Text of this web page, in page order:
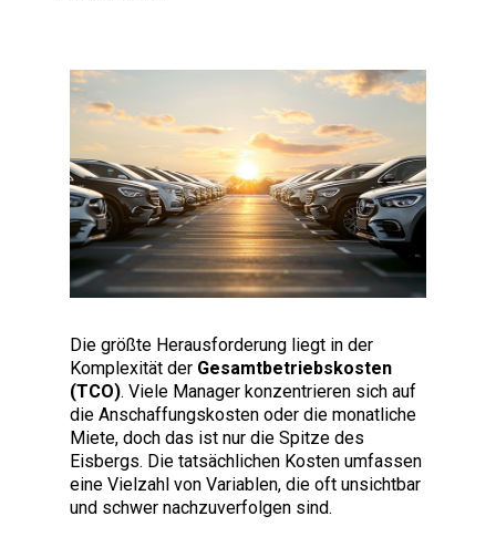
Die größte Herausforderung liegt in der
Komplexität der Gesamtbetriebskosten
(TCO). Viele Manager konzentrieren sich auf
die Anschaffungskosten oder die monatliche
Miete, doch das ist nur die Spitze des
Eisbergs. Die tatsächlichen Kosten umfassen
eine Vielzahl von Variablen, die oft unsichtbar
und schwer nachzuverfolgen sind.